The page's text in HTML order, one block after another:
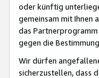
oder künftig
gemeinsam mit Ihnen
das
gegen die
Wir dürfen
sicherzustellen, dass